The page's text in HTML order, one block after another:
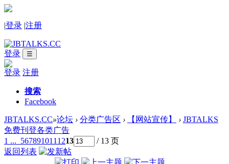
|登录 |注册
登录 ☰
登录 注册
搜索
Facebook
JBTALKS.CC»论坛 › 分类广告区 › 【网站宣传】 › JBTALKS
免费刊登各类广告
1 ... 567891011 1213
/ 13 页
返回列表